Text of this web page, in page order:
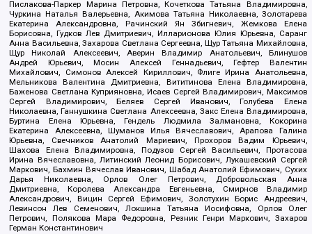
Пислакова-Паркер Марина Петровна, Кочеткова Татьяна Владимировна,
Чуркина Наталья Валерьевна, Акимова Татьяна Николаевна, Золотарева
Екатерина Александровна, Рачинский Ян Збигневич, Жемкова Елена
Борисовна, Гудков Лев Дмитриевич, Илларионова Юлия Юрьевна, Саранг
Анна Васильевна, Захарова Светлана Сергеевна, Щур Татьяна Михайловна,
Щур Николай Алексеевич, Аверин Владимир Анатольевич, Блинушов
Андрей Юрьевич, Мосин Алексей Геннадьевич, Гефтер Валентин
Михайлович, Симонов Алексей Кириллович, Флиге Ирина Анатольевна,
Мельникова Валентина Дмитриевна, Вититинова Елена Владимировна,
Баженова Светлана Куприяновна, Исаев Сергей Владимирович, Максимов
Сергей Владимирович, Беляев Сергей Иванович, Голубева Елена
Николаевна, Ганнушкина Светлана Алексеевна, Закс Елена Владимировна,
Буртина Елена Юрьевна, Гендель Людмила Залмановна, Кокорина
Екатерина Алексеевна, Шуманов Илья Вячеславович, Арапова Галина
Юрьевна, Свечников Анатолий Мариевич, Прохоров Вадим Юрьевич,
Шахова Елена Владимировна, Подузов Сергей Васильевич, Протасова
Ирина Вячеславовна, Литинский Леонид Борисович, Лукашевский Сергей
Маркович, Бахмин Вячеслав Иванович, Шабад Анатолий Ефимович, Сухих
Дарья Николаевна, Орлов Олег Петрович, Добровольская Анна
Дмитриевна, Королева Александра Евгеньевна, Смирнов Владимир
Александрович, Вицин Сергей Ефимович, Золотухин Борис Андреевич,
Левинсон Лев Семенович, Локшина Татьяна Иосифовна, Орлов Олег
Петрович, Полякова Мара Федоровна, Резник Генри Маркович, Захаров
Герман Константинович